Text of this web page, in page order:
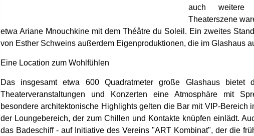
auch weitere
Theaterszene
etwa Ariane Mnouchkine mit dem Théâtre du Soleil. Ein zweites
von Esther Schweins außerdem Eigenproduktionen, die im Glashaus
Eine Location zum Wohlfühlen
Das insgesamt etwa 600 Quadratmeter große Glashaus bietet
Theaterveranstaltungen und Konzerten eine Atmosphäre mit
besondere architektonische Highlights gelten die Bar mit VIP-Bereich
der Loungebereich, der zum Chillen und Kontakte knüpfen einlädt.
das Badeschiff - auf Initiative des Vereins "ART Kombinat", der die